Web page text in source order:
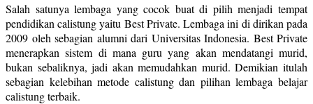
Salah satunya lembaga yang cocok buat di pilih menjadi tempat
pendidikan calistung yaitu Best Private. Lembaga ini di dirikan pada
2009 oleh sebagian alumni dari Universitas Indonesia. Best Private
menerapkan sistem di mana guru yang akan mendatangi murid,
bukan sebaliknya, jadi akan memudahkan murid. Demikian itulah
sebagian kelebihan metode calistung dan pilihan lembaga belajar
calistung terbaik.